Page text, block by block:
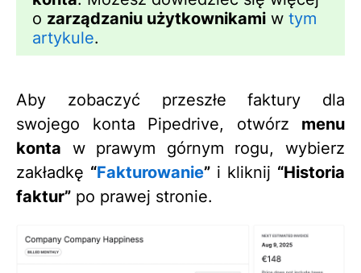
o zarządzaniu użytkownikami w tym
artykule.
Aby zobaczyć przeszłe faktury dla
swojego konta Pipedrive, otwórz menu
konta w prawym górnym rogu, wybierz
zakładkę “Fakturowanie” i kliknij “Historia
faktur” po prawej stronie.